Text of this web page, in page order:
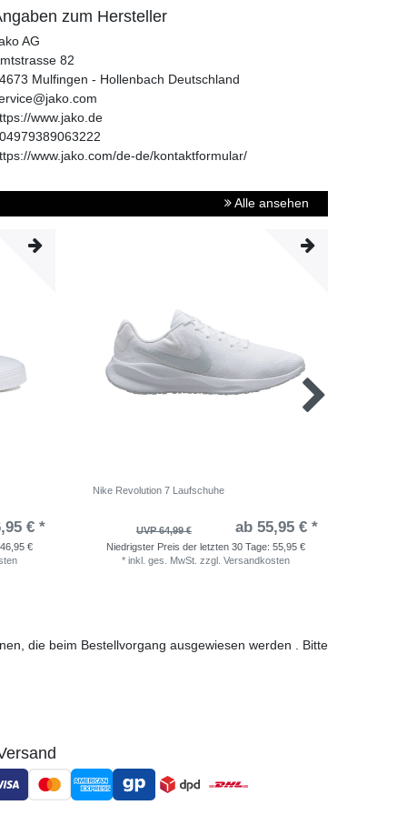
zum Hersteller
AG
82
Mulfingen - Hollenbach Deutschland
www.jako.de
www.jako.com/de-de/kontaktformular/
Alle ansehen
€ *
46,95 €
Nike Revolution 7 Laufschuhe
UVP 64,99 € ab 55,95 € *
Niedrigster Preis der letzten 30 Tage: 55,95 €
* inkl. ges. MwSt. zzgl. Versandkosten
die beim Bestellvorgang ausgewiesen werden . Bitte